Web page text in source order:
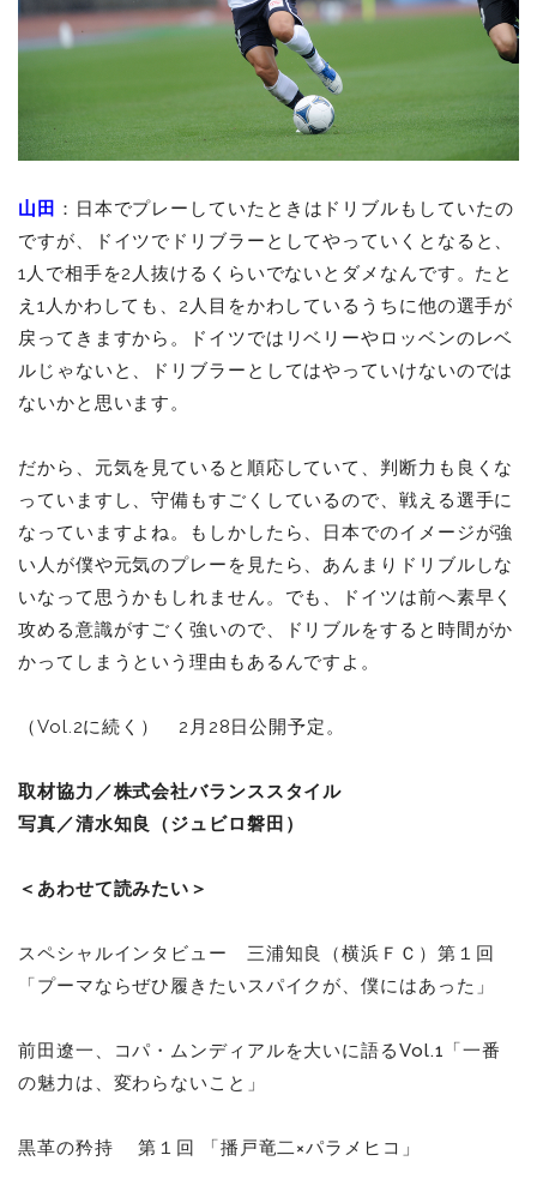
山田 ：日本でプレーしていたときはドリブルもしていたの
ですが、ドイツでドリブラーとしてやっていくとなると、
1人で相手を2人抜けるくらいでないとダメなんです。たと
え1人かわしても、2人目をかわしているうちに他の選手が
戻ってきますから。ドイツではリベリーやロッベンのレベ
ルじゃないと、ドリブラーとしてはやっていけないのでは
ないかと思います。
だから、元気を見ていると順応していて、判断力も良くな
っていますし、守備もすごくしているので、戦える選手に
なっていますよね。もしかしたら、日本でのイメージが強
い人が僕や元気のプレーを見たら、あんまりドリブルしな
いなって思うかもしれません。でも、ドイツは前へ素早く
攻める意識がすごく強いので、ドリブルをすると時間がか
かってしまうという理由もあるんですよ。
（Vol.2に続く） 2月28日公開予定。
取材協力／株式会社バランススタイル
写真／清水知良（ジュビロ磐田）
＜あわせて読みたい＞
スペシャルインタビュー 三浦知良（横浜ＦＣ）第１回
「プーマならぜひ履きたいスパイクが、僕にはあった」
前田遼一、コパ・ムンディアルを大いに語るVol.1「一番
の魅力は、変わらないこと」
黒革の矜持 第１回 「播戸竜二×パラメヒコ」